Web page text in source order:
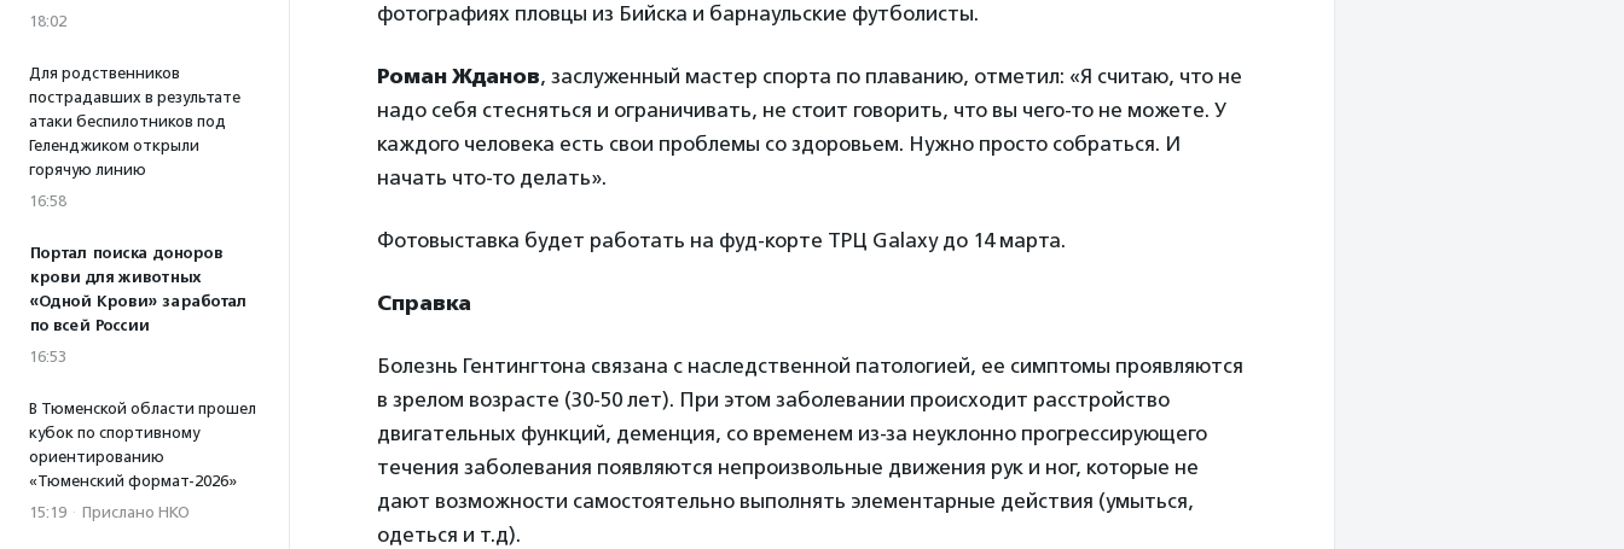
18:02
Для родственников
пострадавших в результате
атаки беспилотников под
Геленджиком открыли
горячую линию
16:58
Портал поиска доноров
крови для животных
«Одной Крови» заработал
по всей России
16:53
В Тюменской области прошел
кубок по спортивному
ориентированию
«Тюменский формат-2026»
15:19 · Прислано НКО
фотографиях пловцы из Бийска и барнаульские футболисты.
Роман Жданов, заслуженный мастер спорта по плаванию, отметил: «Я считаю, что не
надо себя стесняться и ограничивать, не стоит говорить, что вы чего-то не можете. У
каждого человека есть свои проблемы со здоровьем. Нужно просто собраться. И
начать что-то делать».
Фотовыставка будет работать на фуд-корте ТРЦ Galaxy до 14 марта.
Справка
Болезнь Гентингтона связана с наследственной патологией, ее симптомы проявляются
в зрелом возрасте (30-50 лет). При этом заболевании происходит расстройство
двигательных функций, деменция, со временем из-за неуклонно прогрессирующего
течения заболевания появляются непроизвольные движения рук и ног, которые не
дают возможности самостоятельно выполнять элементарные действия (умыться,
одеться и т.д).